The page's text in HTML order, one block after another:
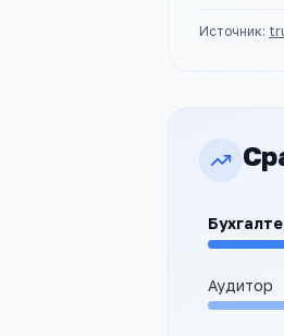
Источник:
Аудитор